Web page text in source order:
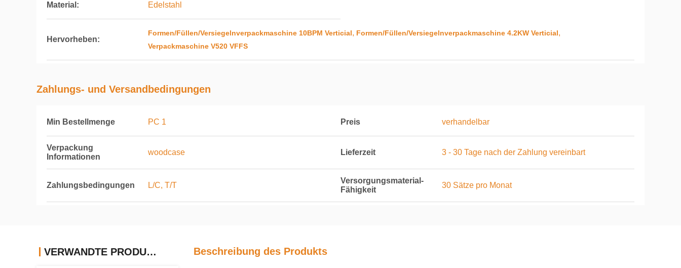
Material: Edelstahl
Hervorheben:
Formen/Füllen/Versiegelnverpackmaschine 10BPM Verticial, Formen/Füllen/Versiegelnverpackmaschine 4.2KW Verticial,
Verpackmaschine V520 VFFS
Zahlungs- und Versandbedingungen
Min Bestellmenge PC 1 Preis verhandelbar
Verpackung
Informationen
woodcase Lieferzeit 3 - 30 Tage nach der Zahlung vereinbart
Zahlungsbedingungen L/C, T/T
Versorgungsmaterial-
Fähigkeit
30 Sätze pro Monat
VERWANDTE PRODUKTE Beschreibung des Produkts